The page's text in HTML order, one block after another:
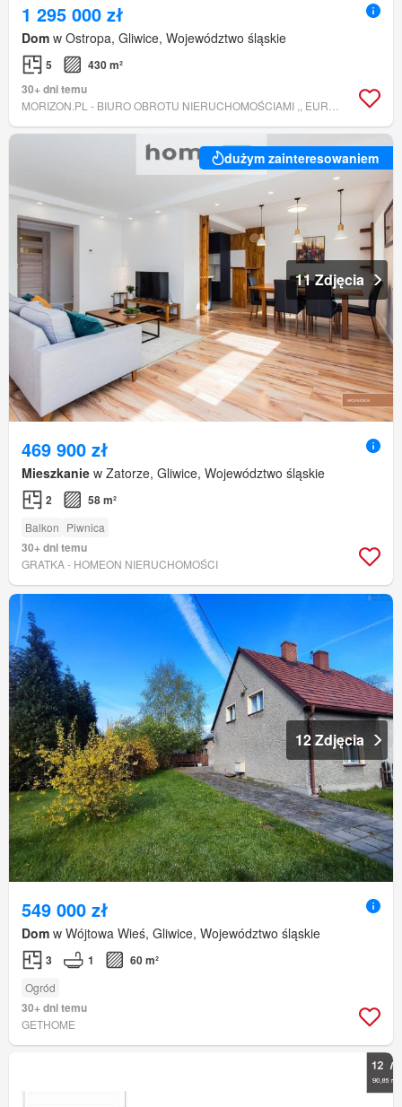
1 295 000 zł
Dom w Ostropa, Gliwice, Województwo śląskie
5
430 m²
30+ dni temu
dużym zainteresowaniem
11 Zdjęcia
469 900 zł
Mieszkanie w Zatorze, Gliwice, Województwo śląskie
2 58 m²
Balkon Piwnica
30+ dni temu
GRATKA - HOMEON NIERUCHOMOŚCI
12 Zdjęcia
549 000 zł
Dom w Wójtowa Wieś, Gliwice, Województwo śląskie
3 1 60 m²
Ogród
30+ dni temu
GETHOME